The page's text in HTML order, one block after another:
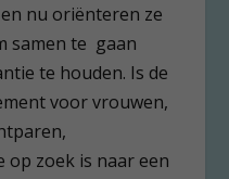
nu oriënteren ze
samen te gaan
te houden. Is de
voor vrouwen,
op zoek is naar een